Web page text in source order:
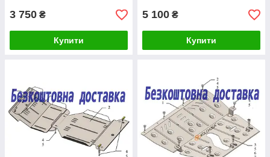
3 750 ₴
Купити
5 100 ₴
Купити